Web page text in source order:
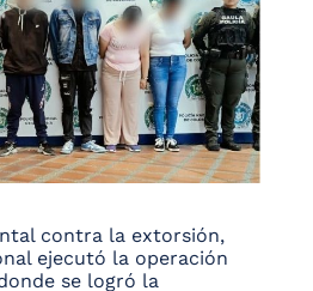
contra la extorsión,
ejecutó la operación
se logró la